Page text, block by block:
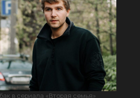
в сериала «Вторая семья»